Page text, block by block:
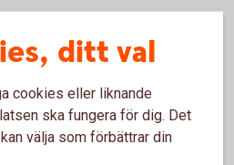
Öppettider
09.00-15.00
ditt val
cookies eller liknande
ska fungera för dig. Det
välja som förbättrar din